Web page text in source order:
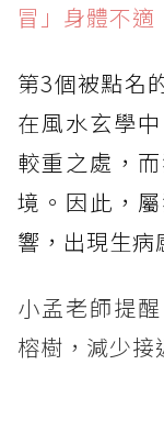
冒」身體不適
第3個被點名
在風水玄學
較重之處，
境。因此，
響，出現生病
小孟老師提
榕樹，減少接